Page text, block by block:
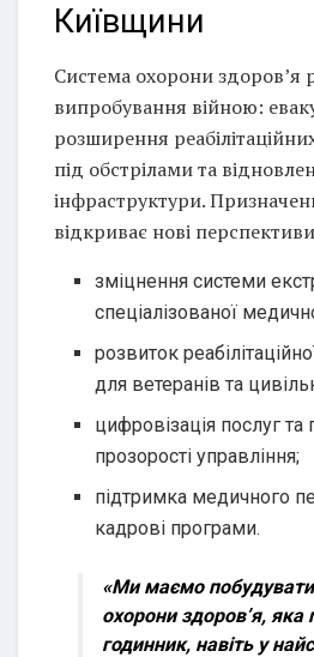
Київщини
Система охорони здоров’я
випробування війною:
розширення
під обстрілами та
інфраструктури.
відкриває нові
зміцнення системи
спеціалізованої
розвиток
для ветеранів та
цифровізація послуг
прозорості управління;
підтримка медичного
кадрові програми.
«Ми маємо
охорони здоров’я,
годинник, навіть у